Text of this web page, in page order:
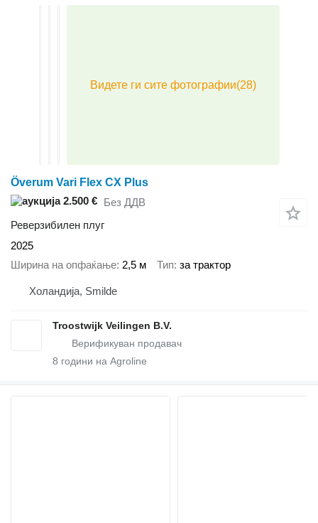
Överum Vari Flex CX Plus
2.500 € Без ДДВ
Реверзибилен плуг
2025
Ширина на опфаќање 2,5 м Тип за трактор
Холандија, Smilde
Troostwijk Veilingen B.V.
8 години на Agroline